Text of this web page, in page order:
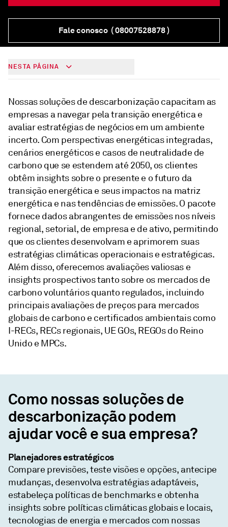
Fale conosco ( 08007528878 )
NESTA PÁGINA
Nossas soluções de descarbonização capacitam as
empresas a navegar pela transição energética e
avaliar estratégias de negócios em um ambiente
incerto. Com perspectivas energéticas integradas,
cenários energéticos e casos de neutralidade de
carbono que se estendem até 2050, os clientes
obtêm insights sobre o presente e o futuro da
transição energética e seus impactos na matriz
energética e nas tendências de emissões. O pacote
fornece dados abrangentes de emissões nos níveis
regional, setorial, de empresa e de ativo, permitindo
que os clientes desenvolvam e aprimorem suas
estratégias climáticas operacionais e estratégicas.
Além disso, oferecemos avaliações valiosas e
insights prospectivos tanto sobre os mercados de
carbono voluntários quanto regulados, incluindo
principais avaliações de preços para mercados
globais de carbono e certificados ambientais como
I-RECs, RECs regionais, UE GOs, REGOs do Reino
Unido e MPCs.
Como nossas soluções de
descarbonização podem
ajudar você e sua empresa?
Planejadores estratégicos
Compare previsões, teste visões e opções, antecipe
mudanças, desenvolva estratégias adaptáveis,
estabeleça políticas de benchmarks e obtenha
insights sobre políticas climáticas globais e locais,
tecnologias de energia e mercados com nossas